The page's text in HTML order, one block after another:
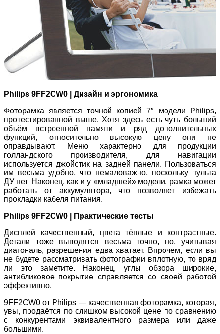
Philips 9FF2CW0 | Дизайн и эргономика
Фоторамка является точной копией 7″ модели Philips,
протестированной выше. Хотя здесь есть чуть больший
объём встроенной памяти и ряд дополнительных
функций, относительно высокую цену они не
оправдывают. Меню характерно для продукции
голландского производителя, для навигации
используется джойстик на задней панели. Пользоваться
им весьма удобно, что немаловажно, поскольку пульта
ДУ нет. Наконец, как и у «младшей» модели, рамка может
работать от аккумулятора, что позволяет избежать
прокладки кабеля питания.
Philips 9FF2CW0 | Практические тесты
Дисплей качественный, цвета тёплые и контрастные.
Детали тоже выводятся весьма точно, но, учитывая
диагональ, разрешения едва хватает. Впрочем, если вы
не будете рассматривать фотографии вплотную, то вряд
ли это заметите. Наконец, углы обзора широкие,
антибликовое покрытие справляется со своей работой
эффективно.
9FF2CW0 от Philips — качественная фоторамка, которая,
увы, продаётся по слишком высокой цене по сравнению
с конкурентами эквивалентного размера или даже
большими.